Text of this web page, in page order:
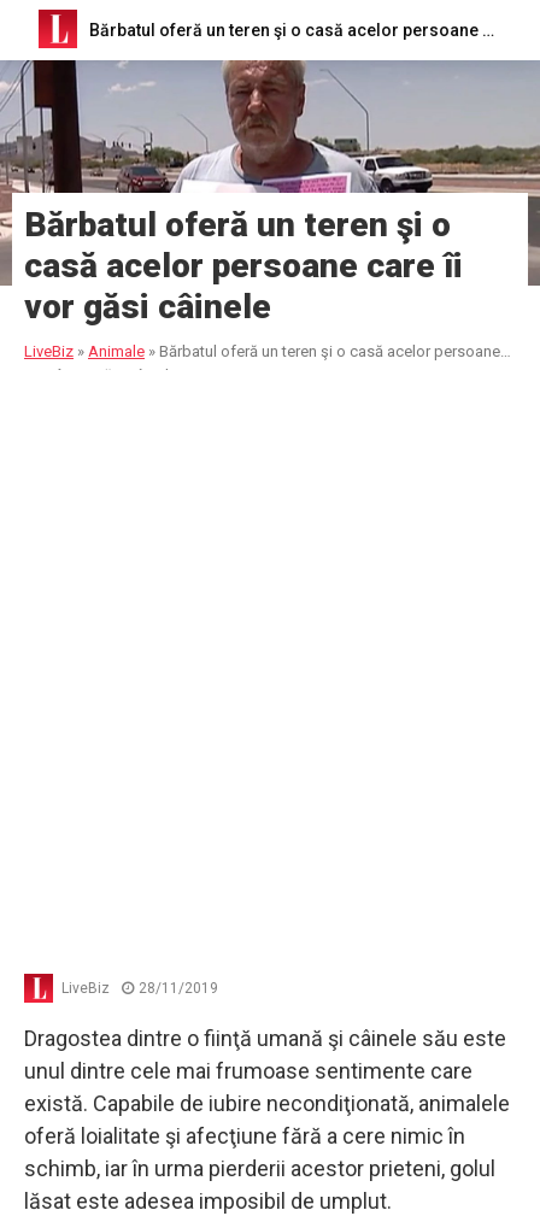
Bărbatul oferă un teren şi o casă acelor persoane care îi vor găsi câinele
Bărbatul oferă un teren şi o
casă acelor persoane care îi
vor găsi câinele
LiveBiz » Animale » Bărbatul oferă un teren şi o casă acelor persoane
care îi vor găsi câinele
LiveBiz 28/11/2019
Dragostea dintre o fiinţă umană şi câinele său este
unul dintre cele mai frumoase sentimente care
există. Capabile de iubire necondiţionată, animalele
oferă loialitate şi afecţiune fără a cere nimic în
schimb, iar în urma pierderii acestor prieteni, golul
lăsat este adesea imposibil de umplut.